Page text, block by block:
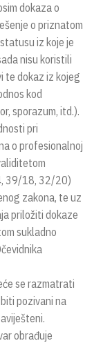
dokaza o
o priznatom
iz koje je
nisu koristili
te dokaz iz kojeg
kod
sporazum, itd.).
pri
o profesionalnoj
39/18, 32/20)
zakona, te uz
priložiti dokaze
sukladno
se razmatrati
pozivani na
obrađuje